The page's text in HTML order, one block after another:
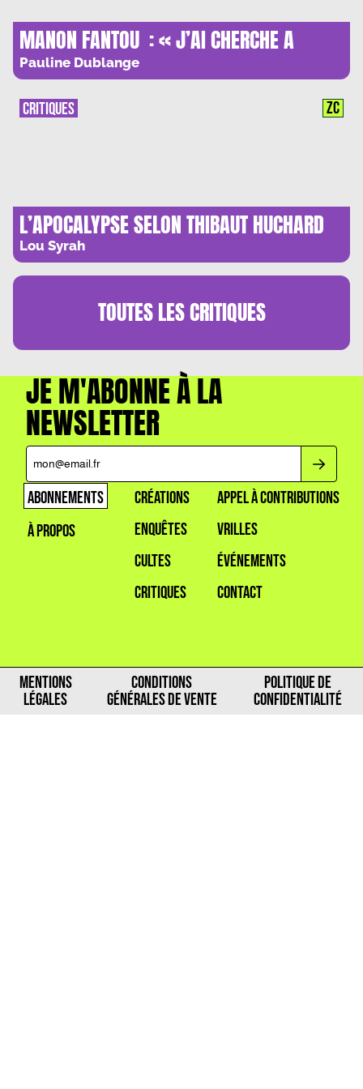
MANON FANTOU : « J’AI CHERCHE A
ALERTER »
Pauline Dublange
L’APOCALYPSE SELON THIBAUT HUCHARD
Lou Syrah
CRITIQUES ZC
TOUTES LESCRITIQUES
JE M'ABONNE À LA
NEWSLETTER
ABONNEMENTS
À PROPOS
CRÉATIONS
ENQUÊTES
CULTES
CRITIQUES
APPEL À CONTRIBUTIONS
VRILLES
ÉVÉNEMENTS
CONTACT
MENTIONS
LÉGALES
CONDITIONS
GÉNÉRALES DE VENTE
POLITIQUE DE
CONFIDENTIALITÉ